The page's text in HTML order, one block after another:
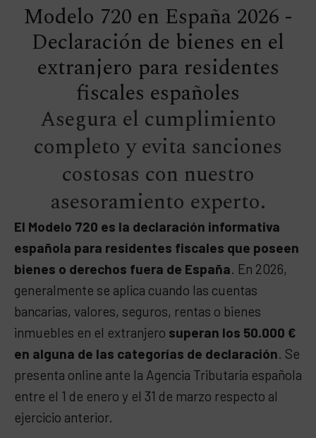
Modelo 720 en España 2026 -
Declaración de bienes en el
extranjero para residentes
fiscales españoles
Asegura el cumplimiento
completo y evita sanciones
costosas con nuestro
asesoramiento experto.
El Modelo 720 es la declaración informativa
española para residentes fiscales que poseen
bienes o derechos fuera de España. En 2026,
generalmente se aplica cuando las cuentas
bancarias, valores, seguros, rentas o bienes
inmuebles en el extranjero superan los 50.000 €
en alguna de las categorías de declaración. Se
presenta online ante la Agencia Tributaria española
entre el 1 de enero y el 31 de marzo respecto al
ejercicio anterior.